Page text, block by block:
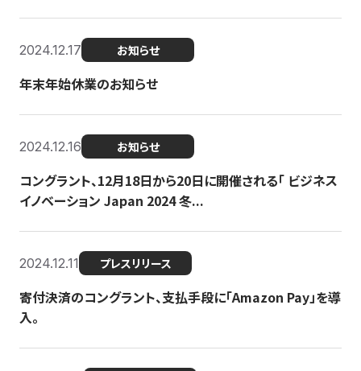
2024.12.17 お知らせ
年末年始休業のお知らせ
2024.12.16 お知らせ
コングラント、12月18日から20日に開催される「 ビジネス
イノベーション Japan 2024 冬...
2024.12.11 プレスリリース
寄付決済のコングラント、支払手段に「Amazon Pay」を導
入。